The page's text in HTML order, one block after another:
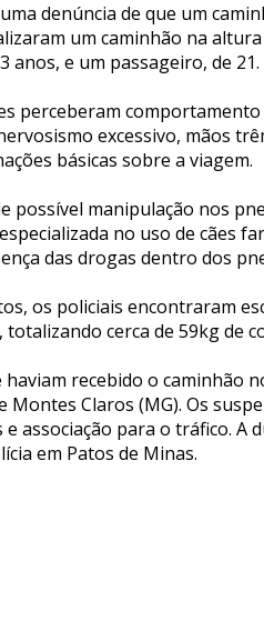
denúncia de que um
um caminhão na
anos, e um passageiro, de 21.
perceberam
excessivo, mãos
básicas sobre a viagem.
possível manipulação nos
no uso de cães
das drogas dentro dos
os policiais encontraram
cerca de 59kg de
recebido o caminhão
Montes Claros (MG). Os
associação para o tráfico. A
em Patos de Minas.